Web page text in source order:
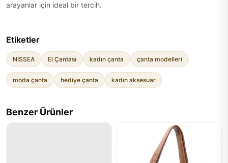
arayanlar için ideal bir tercih.
Etiketler
NİSSEA El Çantası kadın çanta çanta modelleri
moda çanta hediye çanta kadın aksesuar
Benzer Ürünler